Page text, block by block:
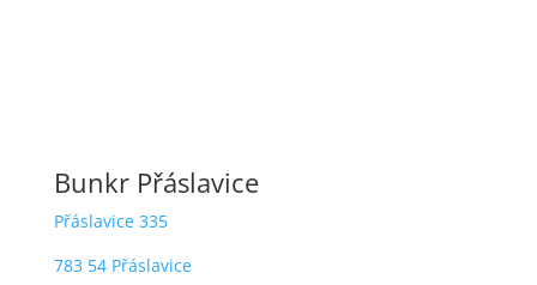
Bunkr Přáslavice
Přáslavice 335
783 54 Přáslavice